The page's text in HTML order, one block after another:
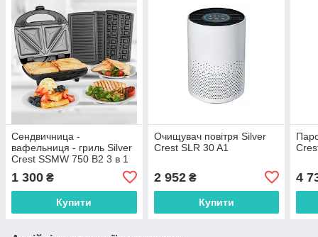
Сендвичница -
вафельниця - гриль Silver
Crest SSMW 750 B2 3 в 1
1 300 ₴
Купити
Очищувач повітря Silver
Crest SLR 30 A1
2 952₴
Купити
4